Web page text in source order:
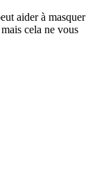
aider à masquer
cela ne vous